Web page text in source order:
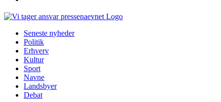
Seneste nyheder
Politik
Erhverv
Kultur
Sport
Navne
Landsbyer
Debat